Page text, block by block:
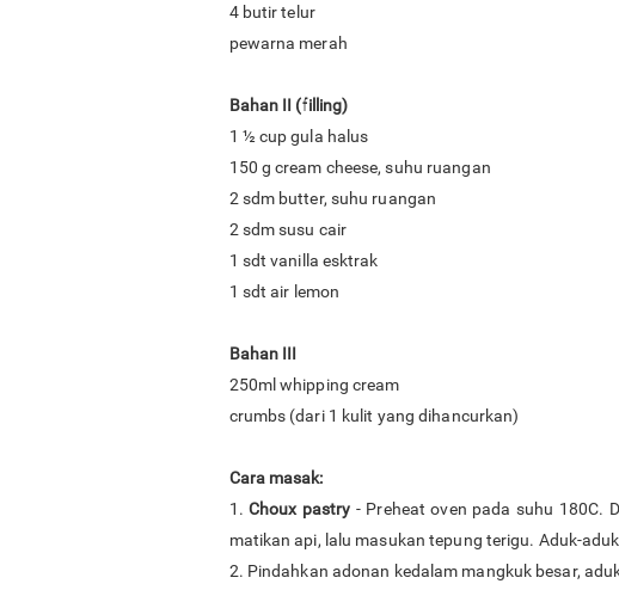
4 butir telur
pewarna merah
Bahan II (filling)
1 ½ cup gula halus
150 g cream cheese, suhu ruangan
2 sdm butter, suhu ruangan
2 sdm susu cair
1 sdt vanilla esktrak
1 sdt air lemon
Bahan III
250ml whipping cream
crumbs (dari 1 kulit yang dihancurkan)
Cara masak:
1.Choux pastry - Preheat oven pada suhu 180C.
matikan api, lalu masukan tepung terigu. Aduk-
2. Pindahkan adonan kedalam mangkuk besar,